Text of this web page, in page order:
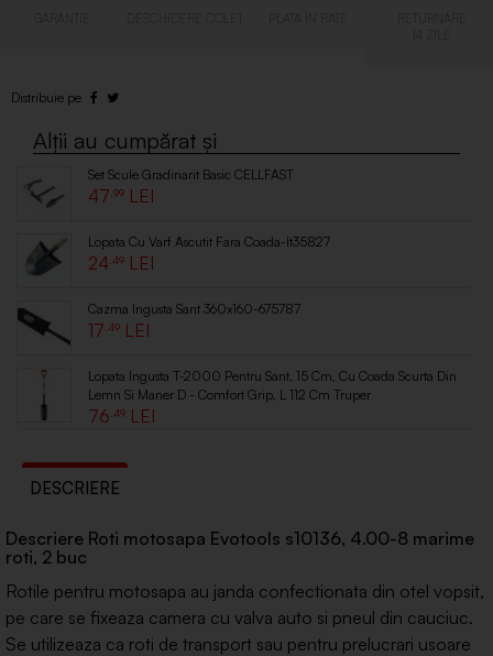
Set Scule Gradinarit Basic CELLFAST
47 .99
Lopata Cu Varf Ascutit Fara Coada-lt35827
24 .49
Cazma Ingusta Sant 360x160-675787
17 .49
Lopata Ingusta T-2000 Pentru Sant, 15 Cm, Cu Coada Scurta Din
Lemn Si Maner D - Comfort Grip, L 112 Cm Truper
76 .49
DESCRIERE
Descriere Roti motosapa Evotools s10136, 4.00-8 marime
roti, 2 buc
Rotile pentru motosapa au janda confectionata din otel vopsit,
pe care se fixeaza camera cu valva auto si pneul din cauciuc.
Se utilizeaza ca roti de transport sau pentru prelucrari usoare